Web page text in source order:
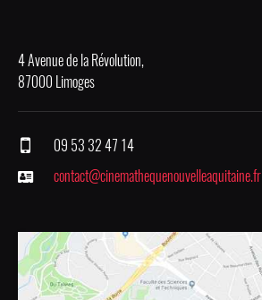
4 Avenue de la Révolution,
87000 Limoges
09 53 32 47 14
contact@cinemathequenouvelleaquitaine.fr